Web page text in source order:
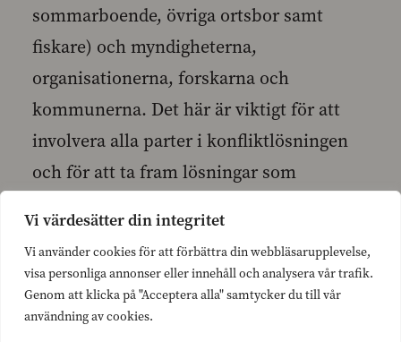
Vi värdesätter din integritet
Vi använder cookies för att förbättra din webbläsarupplevelse,
visa personliga annonser eller innehåll och analysera vår trafik.
Genom att klicka på "Acceptera alla" samtycker du till vår
användning av cookies.
sommarboende, övriga ortsbor samt
fiskare) och myndigheterna,
organisationerna, forskarna och
kommunerna. Det här är viktigt för att
involvera alla parter i konfliktlösningen
och för att ta fram lösningar som
också att miljöministeriets direktiv ska
förnyas omedelbart så att
undantagstillståndsförfaranden med
tanke på t.ex. skyddsjakt ska blir mer